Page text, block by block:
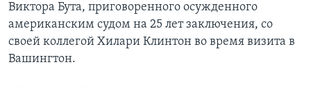
Виктора Бута, приговоренного осужденного
американским судом на 25 лет заключения, со
своей коллегой Хилари Клинтон во время визита в
Вашингтон.